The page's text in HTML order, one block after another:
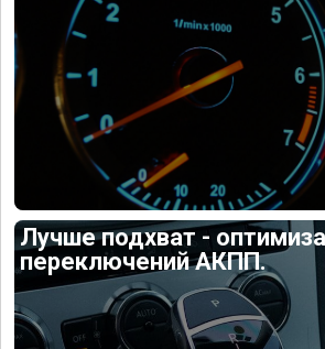
Лучше подхват -
переключений АКПП.